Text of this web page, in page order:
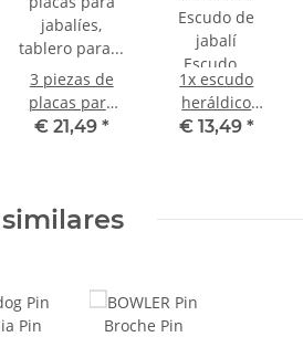
3 piezas de
placas para
jabalíes,
armas, placas
oscuras AF 15
€ 21,49 *
1x escudo
heráldico
Escudo de
Escudo de
€ 13,49 *